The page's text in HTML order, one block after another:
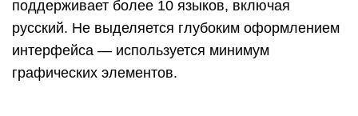
поддерживает более 10 языков, включая
русский. Не выделяется глубоким оформлением
интерфейса — используется минимум
графических элементов.